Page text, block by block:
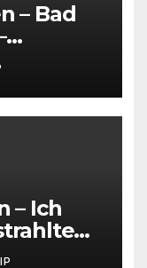
– Bad
– Ich